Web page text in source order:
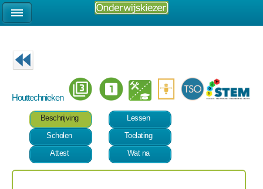
Houttechnieken
Beschrijving
Lessen
Scholen
Toelating
Attest
Wat na